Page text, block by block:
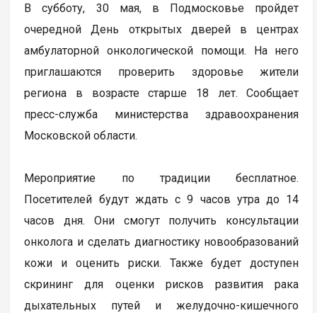
В субботу, 30 мая, в Подмосковье пройдет
очередной День открытых дверей в центрах
амбулаторной онкологической помощи. На него
приглашаются проверить здоровье жители
региона в возрасте старше 18 лет. Сообщает
пресс-служба министерства здравоохранения
Московской области.
Мероприятие по традиции бесплатное.
Посетителей будут ждать с 9 часов утра до 14
часов дня. Они смогут получить консультации
онколога и сделать диагностику новообразований
кожи и оценить риски. Также будет доступен
скрининг для оценки рисков развития рака
дыхательных путей и желудочно-кишечного